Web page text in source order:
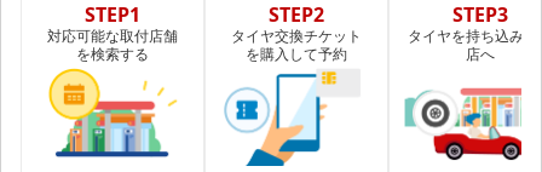
STEP1
対応可能な取付店舗
を検索する
STEP2
タイヤ交換チケット
を購入して予約
STEP3
タイヤを持ち込み取
店へ